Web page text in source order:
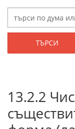
ТЪРСИ
13.2.2